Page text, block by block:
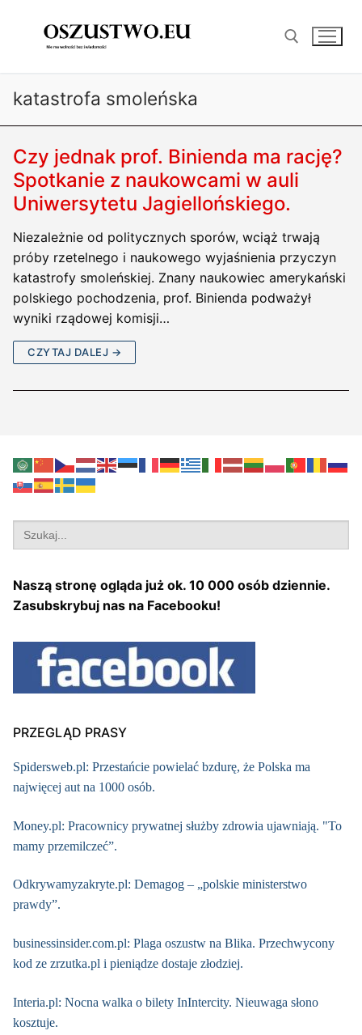
Szukaj:
katastrofa smoleńska
Czy jednak prof. Binienda ma rację?
Spotkanie z naukowcami w auli
Uniwersytetu Jagiellońskiego.
Niezależnie od politycznych sporów, wciąż trwają
próby rzetelnego i naukowego wyjaśnienia przyczyn
katastrofy smoleńskiej. Znany naukowiec amerykański
polskiego pochodzenia, prof. Binienda podważył
wyniki rządowej komisji…
CZYTAJ DALEJ →
Search
for:
Naszą stronę ogląda już ok. 10 000 osób dziennie.
Zasubskrybuj nas na Facebooku!
PRZEGLĄD PRASY
Spidersweb.pl: Przestańcie powielać bzdurę, że Polska ma
najwięcej aut na 1000 osób.
Money.pl: Pracownicy prywatnej służby zdrowia ujawniają. "To
mamy przemilczeć”.
Odkrywamyzakryte.pl: Demagog – „polskie ministerstwo
prawdy”.
businessinsider.com.pl: Plaga oszustw na Blika. Przechwycony
kod ze zrzutka.pl i pieniądze dostaje złodziej.
Interia.pl: Nocna walka o bilety InIntercity. Nieuwaga słono
kosztuje.